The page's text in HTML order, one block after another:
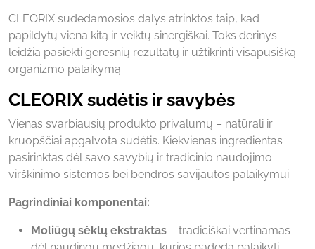
CLEORIX sudedamosios dalys atrinktos taip, kad
papildytų viena kitą ir veiktų sinergiškai. Toks derinys
leidžia pasiekti geresnių rezultatų ir užtikrinti visapusišką
organizmo palaikymą.
CLEORIX sudėtis ir savybės
Vienas svarbiausių produkto privalumų – natūrali ir
kruopščiai apgalvota sudėtis. Kiekvienas ingredientas
pasirinktas dėl savo savybių ir tradicinio naudojimo
virškinimo sistemos bei bendros savijautos palaikymui.
Pagrindiniai komponentai:
Moliūgų sėklų ekstraktas – tradiciškai vertinamas